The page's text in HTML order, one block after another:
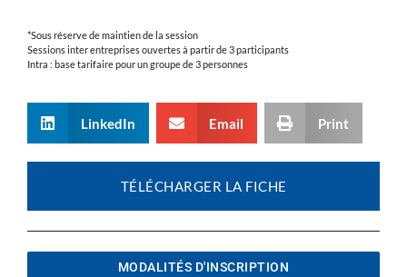
*Sous réserve de maintien de la session
Sessions inter entreprises ouvertes à partir de 3 participants
Intra : base tarifaire pour un groupe de 3 personnes
LinkedIn Email Print
TÉLÉCHARGER LA FICHE
MODALITÉS D'INSCRIPTION